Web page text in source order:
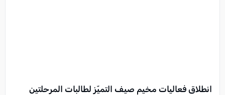
انطلاق فعاليات مخيم صيف التميّز لطالبات المرحلتين